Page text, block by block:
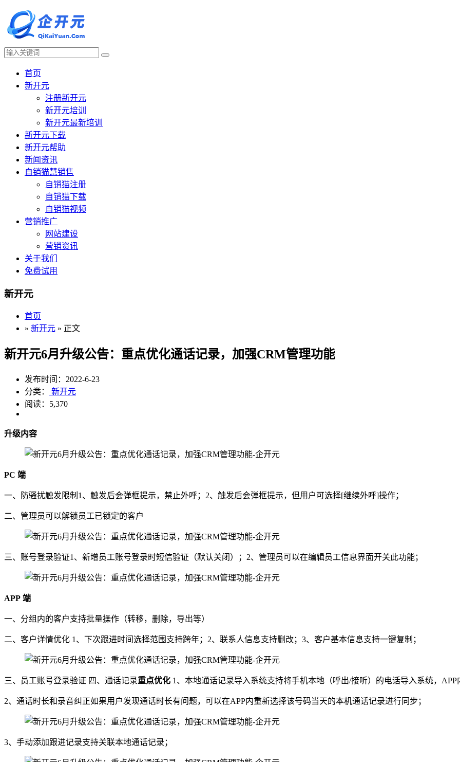
首页
新开元
注册新开元
新开元培训
新开元最新培训
新开元下载
新开元帮助
新闻资讯
自销猫慧销售
自销猫注册
自销猫下载
自销猫视频
营销推广
网站建设
营销资讯
关于我们
免费试用
新开元
首页
» 新开元 » 正文
新开元6月升级公告：重点优化通话记录，加强CRM管理功能
发布时间：2022-6-23
分类：
新开元
阅读：5,370
升级内容
PC 端
一、防骚扰触发限制1、触发后会弹框提示，禁止外呼；2、触发后会弹框提示，但用户可选择[继续外呼]操作；
二、管理员可以解锁员工已锁定的客户
三、账号登录验证1、新增员工账号登录时短信验证（默认关闭）；2、管理员可以在编辑员工信息界面开关此功能；
APP 端
一、分组内的客户支持批量操作（转移，删除，导出等）
二、客户详情优化 1、下次跟进时间选择范围支持跨年；2、联系人信息支持删改；3、客户基本信息支持一键复制；
三、员工账号登录验证 四、通话记录重点优化 1、本地通话记录导入系统支持将手机本地（呼出/接听）的电话导入系统，APP
2、通话时长和录音纠正如果用户发现通话时长有问题，可以在APP内重新选择该号码当天的本机通话记录进行同步；
3、手动添加跟进记录支持关联本地通话记录；